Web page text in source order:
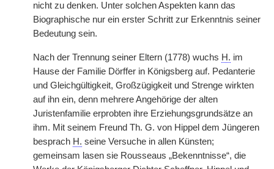
nicht zu denken. Unter solchen Aspekten kann das
Biographische nur ein erster Schritt zur Erkenntnis seiner
Bedeutung sein.
Nach der Trennung seiner Eltern (1778) wuchs H. im
Hause der Familie Dörffer in Königsberg auf. Pedanterie
und Gleichgültigkeit, Großzügigkeit und Strenge wirkten
auf ihn ein, denn mehrere Angehörige der alten
Juristenfamilie erprobten ihre Erziehungsgrundsätze an
ihm. Mit seinem Freund Th. G. von Hippel dem Jüngeren
besprach H. seine Versuche in allen Künsten;
gemeinsam lasen sie Rousseaus „Bekenntnisse“, die